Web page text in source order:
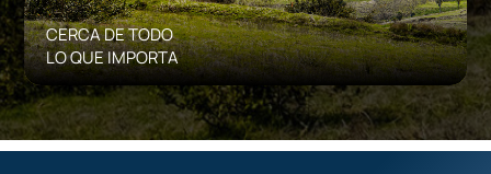
CERCA DE TODO
LO QUE IMPORTA